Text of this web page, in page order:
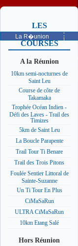
La R�union
LES
PROCHAINES
COURSES
A la Réunion
10km semi-nocturnes de
Saint Leu
Course de côte de
Takamaka
Trophée Océan Indien -
Défi des Laves - Trail des
Timizes
5km de Saint Leu
La Boucle Parapente
Trail Tour Ti Benare
Trail des Trois Pitons
Foulée Sentier Littoral de
Sainte-Suzanne
Un Ti Tour En Plus
CiMaSaRun
ULTRA CiMaSaRun
10km Etang Salé
Hors Réunion